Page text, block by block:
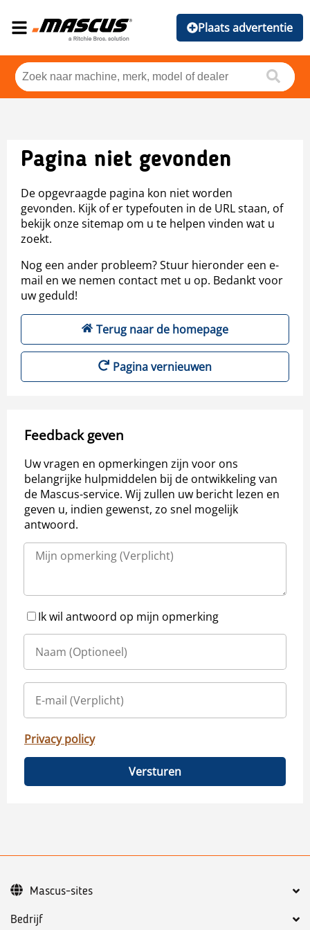
Plaats advertentie
Pagina niet gevonden
De opgevraagde pagina kon niet worden
gevonden. Kijk of er typefouten in de URL staan, of
bekijk onze sitemap om u te helpen vinden wat u
zoekt.
Nog een ander probleem? Stuur hieronder een e-
mail en we nemen contact met u op. Bedankt voor
uw geduld!
Terug naar de homepage
Pagina vernieuwen
Feedback geven
Uw vragen en opmerkingen zijn voor ons
belangrijke hulpmiddelen bij de ontwikkeling van
de Mascus-service. Wij zullen uw bericht lezen en
geven u, indien gewenst, zo snel mogelijk
antwoord.
Ik wil antwoord op mijn opmerking
Privacy policy
Versturen
Bedrijf
Mascus-sites